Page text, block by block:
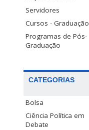
Servidores
Cursos - Graduação
Programas de Pós-
Graduação
CATEGORIAS
Bolsa
Ciência Política em
Debate